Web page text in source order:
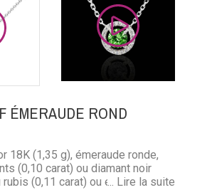
ÉMERAUDE ROND
18K (1,35 g), émeraude ronde,
(0,10 carat) ou diamant noir
rubis (0,11 carat) ou émeraude
... Lire la suite